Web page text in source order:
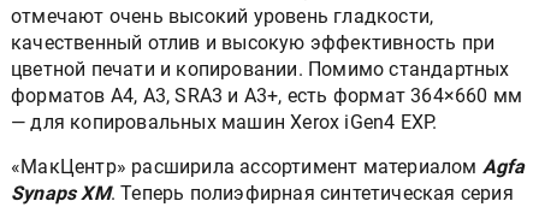
отмечают очень высокий уровень гладкости,
качественный отлив и высокую эффективность при
цветной печати и копировании. Помимо стандартных
форматов A4, A3, SRA3 и A3+, есть формат 364×660 мм
— для копировальных машин Xerox iGen4 EXP.
«МакЦентр» расширила ассортимент материалом Agfa
Synaps XM. Теперь полиэфирная синтетическая серия